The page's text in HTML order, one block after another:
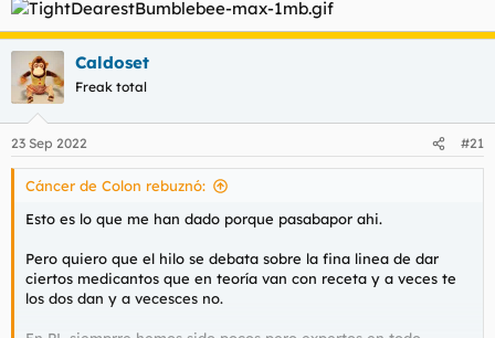
Caldoset
Freak total
23 Sep 2022 #21
Cáncer de Colon rebuznó:
Esto es lo que me han dado porque pasabapor ahi.
Pero quiero que el hilo se debata sobre la fina linea de dar
ciertos medicantos que en teoría van con receta y a veces te
los dos dan y a vecesces no.